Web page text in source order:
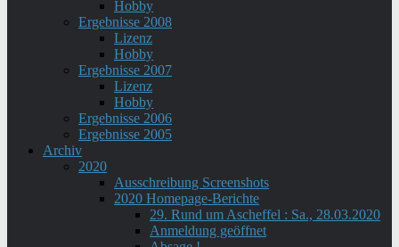
Hobby
Ergebnisse 2008
Lizenz
Hobby
Ergebnisse 2007
Lizenz
Hobby
Ergebnisse 2006
Ergebnisse 2005
Archiv
2020
Ausschreibung Screenshots
2020 Homepage-Berichte
29. Rund um Ascheffel : Sa., 28.03.2020
Anmeldung geöffnet